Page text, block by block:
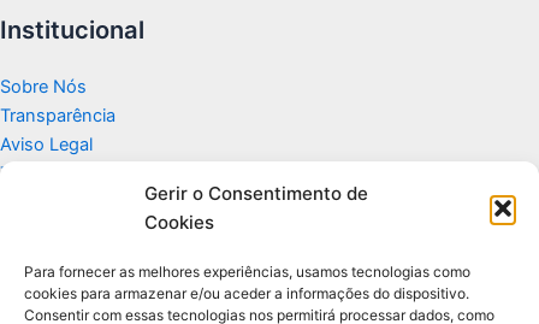
Gerir o Consentimento de
Cookies
Para fornecer as melhores experiências, usamos tecnologias como
cookies para armazenar e/ou aceder a informações do dispositivo.
Consentir com essas tecnologias nos permitirá processar dados, como
Institucional
Sobre Nós
Transparência
Aviso Legal
Termos de Uso
Politicas de Privacidade e Cookies
Apoio